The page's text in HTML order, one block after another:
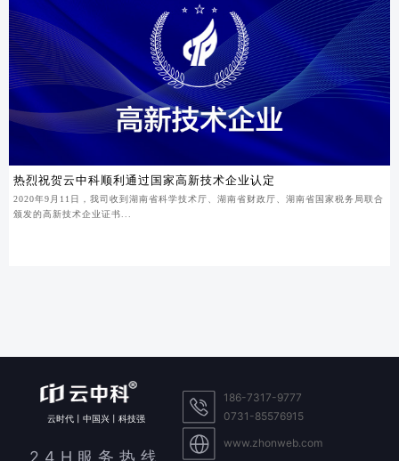
热烈祝贺云中科顺利通过国家高新技术企业认定
2020年9月11日，我司收到湖南省科学技术厅、湖南省财政厅、湖南省国家税务局联合
颁发的高新技术企业证书...
云时代丨中国兴丨科技强
24H服务热线
186-7317-9777
0731-85576915
www.zhonweb.com